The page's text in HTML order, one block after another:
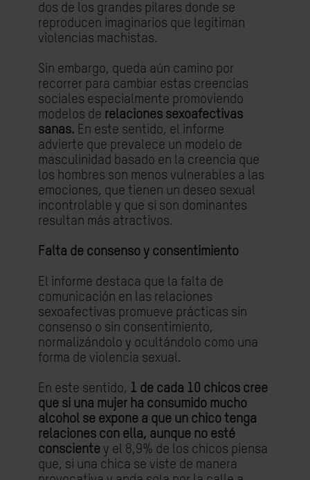
dos de los grandes pilares donde se
reproducen imaginarios que legitiman
violencias machistas.
Sin embargo, queda aún camino por
recorrer para cambiar estas creencias
sociales especialmente promoviendo
modelos de relaciones sexoafectivas
sanas. En este sentido, el informe
advierte que prevalece un modelo de
masculinidad basado en la creencia que
los hombres son menos vulnerables a las
emociones, que tienen un deseo sexual
incontrolable y que si son dominantes
resultan más atractivos.
Falta de consenso y consentimiento
El informe destaca que la falta de
comunicación en las relaciones
sexoafectivas promueve prácticas sin
consenso o sin consentimiento,
normalizándolo y ocultándolo como una
forma de violencia sexual.
En este sentido, 1 de cada 10 chicos cree
que si una mujer ha consumido mucho
alcohol se expone a que un chico tenga
relaciones con ella, aunque no esté
consciente y el 8,9% de los chicos piensa
que, si una chica se viste de manera